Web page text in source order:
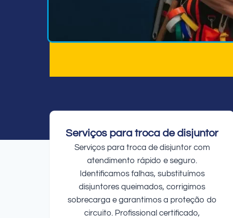
Serviços para troca de disjuntor
Serviços para troca de disjuntor com
atendimento rápido e seguro.
Identificamos falhas, substituímos
disjuntores queimados, corrigimos
sobrecarga e garantimos a proteção do
circuito. Profissional certificado,